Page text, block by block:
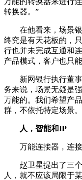
转换器。”
在他看来，场景银
终究是有天花板的，
行也并未完成互通和
产品模式，客户也只
新网银行执行董事
务来说，场景无疑是
万能的。我们希望产
群，不依托特定场景
人，智能和IP
万能连接器，连接
赵卫星提出了三个
人，就不应该局限于